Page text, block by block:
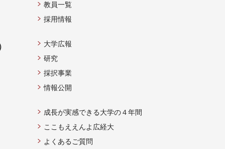
教員一覧
採用情報
大学広報
研究
採択事業
情報公開
成長が実感できる大学の４年間
ここもええんよ広経大
よくあるご質問